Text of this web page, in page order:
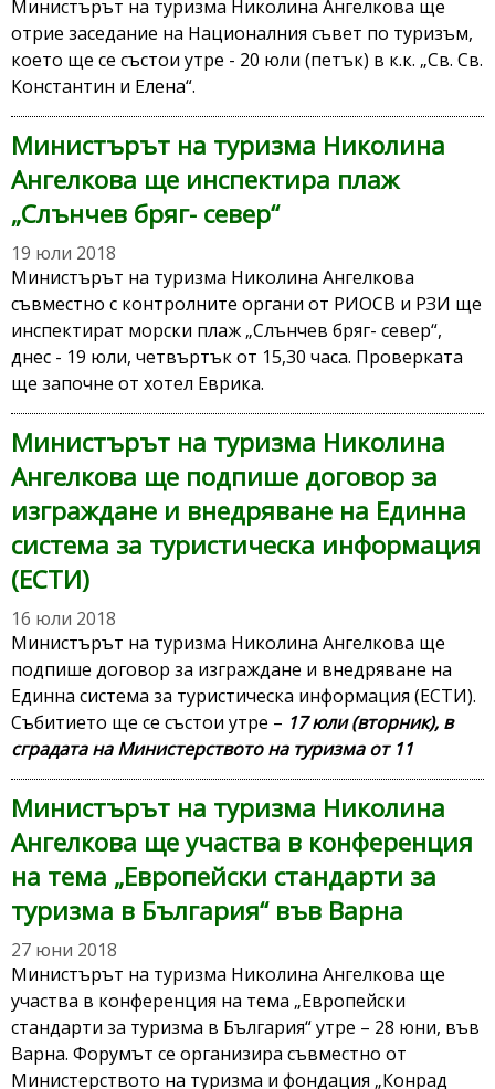
Министърът на туризма Николина Ангелкова ще
отрие заседание на Националния съвет по туризъм,
което ще се състои утре - 20 юли (петък) в к.к. „Св. Св.
Константин и Елена“.
Министърът на туризма Николина
Ангелкова ще инспектира плаж
„Слънчев бряг- север“
19 юли 2018
Министърът на туризма Николина Ангелкова
съвместно с контролните органи от РИОСВ и РЗИ ще
инспектират морски плаж „Слънчев бряг- север“,
днес - 19 юли, четвъртък от 15,30 часа. Проверката
ще започне от хотел Еврика.
Министърът на туризма Николина
Ангелкова ще подпише договор за
изграждане и внедряване на Единна
система за туристическа информация
(ЕСТИ)
16 юли 2018
Министърът на туризма Николина Ангелкова ще
подпише договор за изграждане и внедряване на
Единна система за туристическа информация (ЕСТИ).
Събитието ще се състои утре – 17 юли (вторник), в
сградата на Министерството на туризма от 11
Министърът на туризма Николина
Ангелкова ще участва в конференция
на тема „Eвропейски стандарти за
туризма в България“ във Варна
27 юни 2018
Министърът на туризма Николина Ангелкова ще
участва в конференция на тема „Eвропейски
стандарти за туризма в България“ утре – 28 юни, във
Варна. Форумът се организира съвместно от
Министерството на туризма и фондация „Конрад